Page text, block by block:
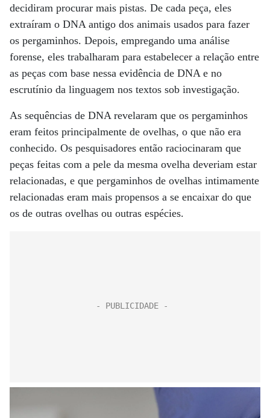
decidiram procurar mais pistas. De cada peça, eles
extraíram o DNA antigo dos animais usados ​​para fazer
os pergaminhos. Depois, empregando uma análise
forense, eles trabalharam para estabelecer a relação entre
as peças com base nessa evidência de DNA e no
escrutínio da linguagem nos textos sob investigação.
As sequências de DNA revelaram que os pergaminhos
eram feitos principalmente de ovelhas, o que não era
conhecido. Os pesquisadores então raciocinaram que
peças feitas com a pele da mesma ovelha deveriam estar
relacionadas, e que pergaminhos de ovelhas intimamente
relacionadas eram mais propensos a se encaixar do que
os de outras ovelhas ou outras espécies.